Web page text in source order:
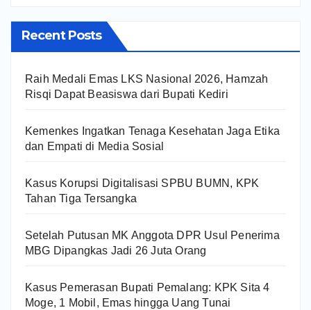
Recent Posts
Raih Medali Emas LKS Nasional 2026, Hamzah
Risqi Dapat Beasiswa dari Bupati Kediri
Kemenkes Ingatkan Tenaga Kesehatan Jaga Etika
dan Empati di Media Sosial
Kasus Korupsi Digitalisasi SPBU BUMN, KPK
Tahan Tiga Tersangka
Setelah Putusan MK Anggota DPR Usul Penerima
MBG Dipangkas Jadi 26 Juta Orang
Kasus Pemerasan Bupati Pemalang: KPK Sita 4
Moge, 1 Mobil, Emas hingga Uang Tunai